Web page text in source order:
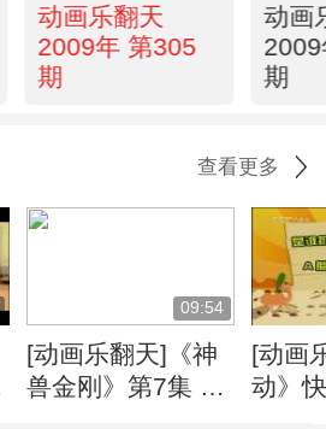
动画乐翻天
2009年 第305
期
动画
期
查看更多
09:54
[动画乐翻天]《神
兽金刚》第7集 地
[动画
动》